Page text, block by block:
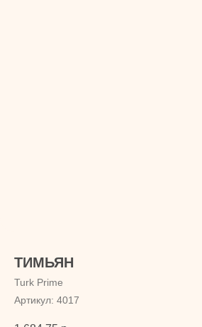
ТИМЬЯН
Turk Prime
Артикул: 4017